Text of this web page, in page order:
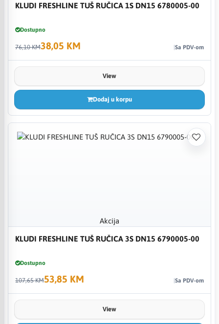
KLUDI FRESHLINE TUŠ RUČICA 1S DN15 6780005-00
Dostupno
76,10 KM38,05 KM Sa PDV-om
View
Dodaj u korpu
Akcija
KLUDI FRESHLINE TUŠ RUČICA 3S DN15 6790005-00
Dostupno
107,65 KM53,85 KM Sa PDV-om
View